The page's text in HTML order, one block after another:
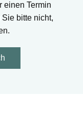
einen Termin
bitte nicht,